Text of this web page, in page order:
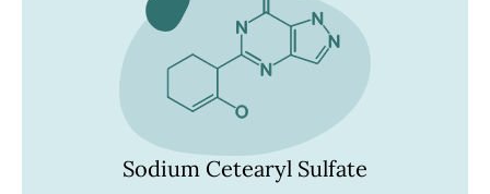
Sodium Cetearyl Sulfate